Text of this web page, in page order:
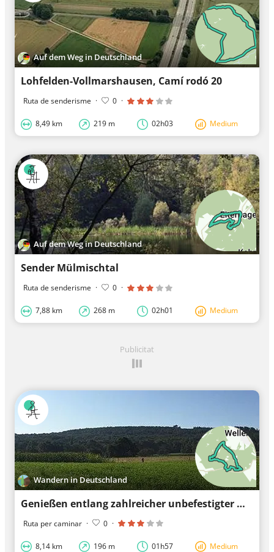
Auf dem Weg in Deutschland
Lohfelden-Vollmarshausen, Camí rodó 20
Ruta de senderisme · 0 ·
8,49 km 219 m 02h03 Medium
Auf dem Weg in Deutschland
Sender Mülmischtal
Ruta de senderisme · 0 ·
7,88 km 268 m 02h01 Medium
Publicitat
Wandern in Deutschland
Genießen entlang zahlreicher unbefestigter Wege in Söhrewald
Ruta per caminar · 0 ·
8,14 km 196 m 01h57 Medium